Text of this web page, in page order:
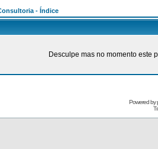
- Índice
Desculpe mas no momento este
Powered by